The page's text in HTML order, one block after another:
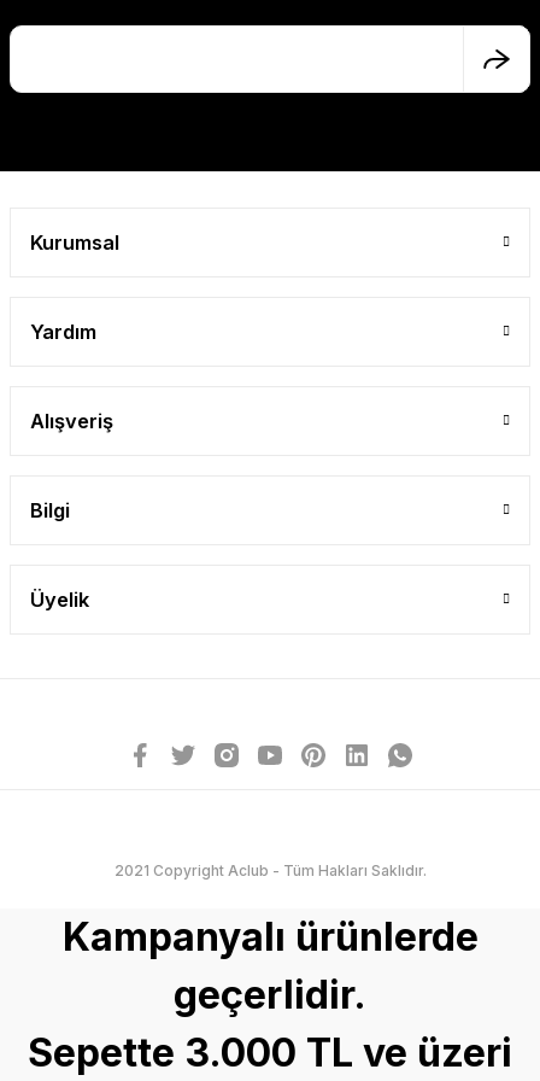
Kurumsal
Yardım
Alışveriş
Bilgi
Üyelik
2021 Copyright Aclub - Tüm Hakları Saklıdır.
Kampanyalı ürünlerde
geçerlidir.
Sepette 3.000 TL ve üzeri